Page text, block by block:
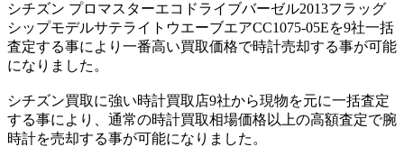
シチズン プロマスターエコドライブバーゼル2013フラッグ
シップモデルサテライトウエーブエアCC1075-05Eを9社一括
査定する事により一番高い買取価格で時計売却する事が可能
になりました。
シチズン買取に強い時計買取店9社から現物を元に一括査定
する事により、通常の時計買取相場価格以上の高額査定で腕
時計を売却する事が可能になりました。